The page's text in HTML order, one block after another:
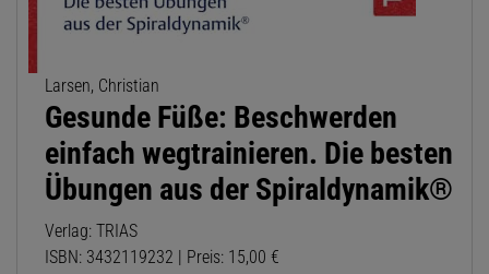
Larsen, Christian
Gesunde Füße: Beschwerden
einfach wegtrainieren. Die besten
Übungen aus der Spiraldynamik®
Verlag: TRIAS
ISBN: 3432119232 | Preis: 15,00 €